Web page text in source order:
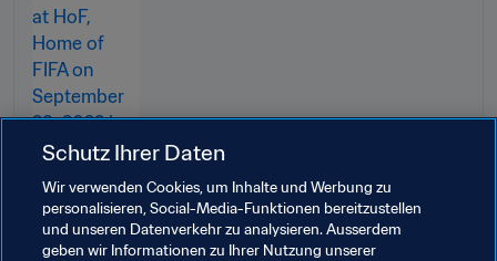
Schutz Ihrer Daten
Wir verwenden Cookies, um Inhalte und Werbung zu
personalisieren, Social-Media-Funktionen bereitzustellen
und unseren Datenverkehr zu analysieren. Ausserdem
geben wir Informationen zu Ihrer Nutzung unserer